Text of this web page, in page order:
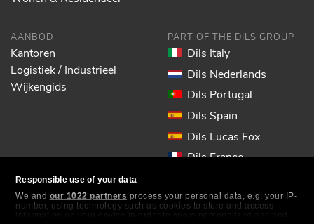
Responsible use of your data
We and our 1022 partners process your personal data, e.g. your IP-
number, using technology such as cookies to store and access
AANBOD
Kantoren
Logistiek / Industrieel
Wijkengids
PART OF THE DILS GROUP
Dils Italy
Dils Nederlands
Dils Portugal
Dils Spain
Dils Lucas Fox
Dils France